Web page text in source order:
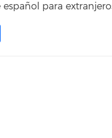
para